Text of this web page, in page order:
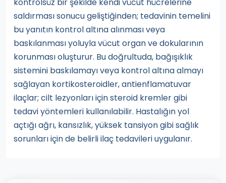
saldırması sonucu geliştiğinden; tedavinin temelini
bu yanıtın kontrol altına alınması veya
baskılanması yoluyla vücut organ ve dokularının
korunması oluşturur. Bu doğrultuda, bağışıklık
sistemini baskılamayı veya kontrol altına almayı
sağlayan kortikosteroidler, antienflamatuvar
ilaçlar; cilt lezyonları için steroid kremler gibi
tedavi yöntemleri kullanılabilir. Hastalığın yol
açtığı ağrı, kansızlık, yüksek tansiyon gibi sağlık
sorunları için de belirli ilaç tedavileri uygulanır.